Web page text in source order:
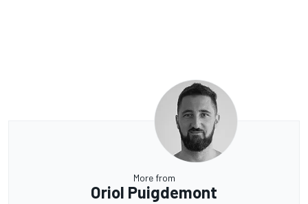
More from
Oriol Puigdemont